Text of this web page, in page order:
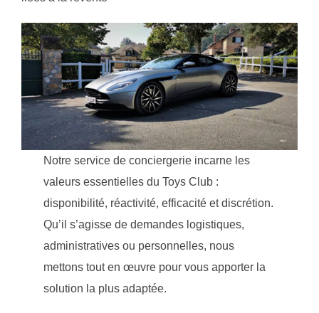
Notre service de conciergerie incarne les
valeurs essentielles du Toys Club :
disponibilité, réactivité, efficacité et discrétion.
Qu’il s’agisse de demandes logistiques,
administratives ou personnelles, nous
mettons tout en œuvre pour vous apporter la
solution la plus adaptée.